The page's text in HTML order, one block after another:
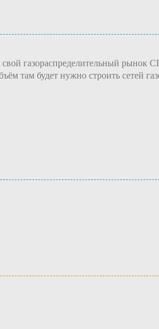
газораспределительный
там будет нужно строить сетей